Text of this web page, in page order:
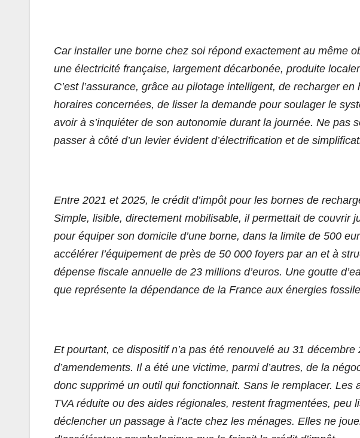
Car installer une borne chez soi répond exactement au même
une électricité française, largement décarbonée, produite
C’est l’assurance, grâce au pilotage intelligent, de recharger
horaires concernées, de lisser la demande pour soulager le
avoir à s’inquiéter de son autonomie durant la journée. Ne pas
passer à côté d’un levier évident d’électrification et de
Entre 2021 et 2025, le crédit d’impôt pour les bornes de
Simple, lisible, directement mobilisable, il permettait de couvrir
pour équiper son domicile d’une borne, dans la limite de 500
accélérer l’équipement de près de 50 000 foyers par an et à
dépense fiscale annuelle de 23 millions d’euros. Une goutte
que représente la dépendance de la France aux énergies
Et pourtant, ce dispositif n’a pas été renouvelé au 31
d’amendements. Il a été une victime, parmi d’autres, de la
donc supprimé un outil qui fonctionnait. Sans le remplacer. Les
TVA réduite ou des aides régionales, restent fragmentées, peu
déclencher un passage à l’acte chez les ménages. Elles ne